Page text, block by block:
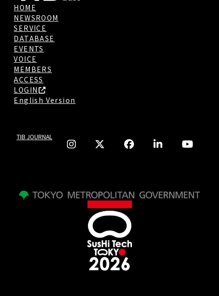
HOME
NEWSROOM
SERVICE
DATABASE
EVENTS
VOICE
MEMBERS
ACCESS
LOGIN
English Version
TIB JOURNAL